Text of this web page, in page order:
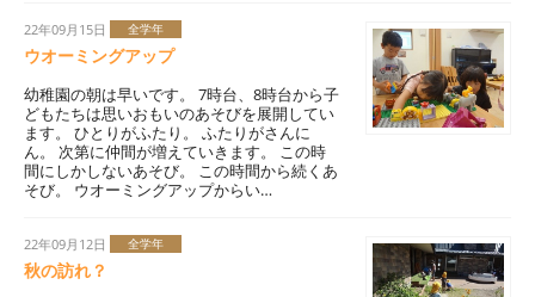
22年09月15日 全学年
ウオーミングアップ
幼稚園の朝は早いです。 7時台、8時台から子
どもたちは思いおもいのあそびを展開してい
ます。 ひとりがふたり。 ふたりがさんに
ん。 次第に仲間が増えていきます。 この時
間にしかしないあそび。 この時間から続くあ
そび。 ウオーミングアップからい…
22年09月12日 全学年
秋の訪れ？